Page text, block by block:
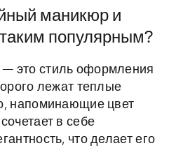
маникюр и
популярным?
это стиль оформления
лежат теплые
напоминающие цвет
в себе
что делает его